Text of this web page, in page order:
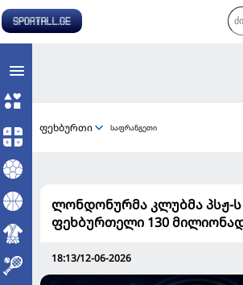
ფეხბურთი საფრანგეთი
ლონდონურმა კლუბმა პსჟ-
ფეხბურთელი 130
18:13/12-06-2026